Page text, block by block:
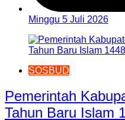
Minggu 5 Juli 2026
SOSBUD
Pemerintah
Tahun Baru Islam